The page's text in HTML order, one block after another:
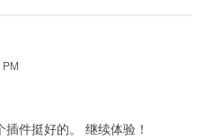
件挺好的。 继续体验！